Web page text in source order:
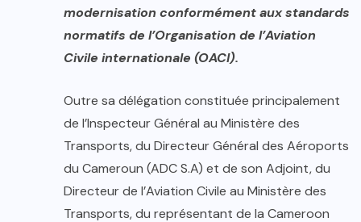
modernisation conformément aux standards
normatifs de l’Organisation de l’Aviation
Civile internationale (OACI).
Outre sa délégation constituée principalement
de l’Inspecteur Général au Ministère des
Transports, du Directeur Général des Aéroports
du Cameroun (ADC S.A) et de son Adjoint, du
Directeur de l’Aviation Civile au Ministère des
Transports, du représentant de la Cameroon